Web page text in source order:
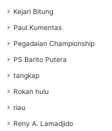
Kejari Bitung
Paul Kumentas
Pegadaian Championship
PS Barito Putera
tangkap
Rokan hulu
riau
Reny A. Lamadjido